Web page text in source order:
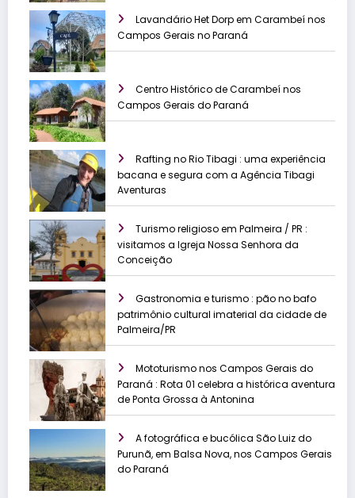
Lavandário Het Dorp em Carambeí nos
Campos Gerais no Paraná
Centro Histórico de Carambeí nos
Campos Gerais do Paraná
Rafting no Rio Tibagi : uma experiência
bacana e segura com a Agência Tibagi
Aventuras
Turismo religioso em Palmeira / PR :
visitamos a Igreja Nossa Senhora da
Conceição
Gastronomia e turismo : pão no bafo
patrimônio cultural imaterial da cidade de
Palmeira/PR
Mototurismo nos Campos Gerais do
Paraná : Rota 01 celebra a histórica aventura
de Ponta Grossa à Antonina
A fotográfica e bucólica São Luiz do
Purunã, em Balsa Nova, nos Campos Gerais
do Paraná